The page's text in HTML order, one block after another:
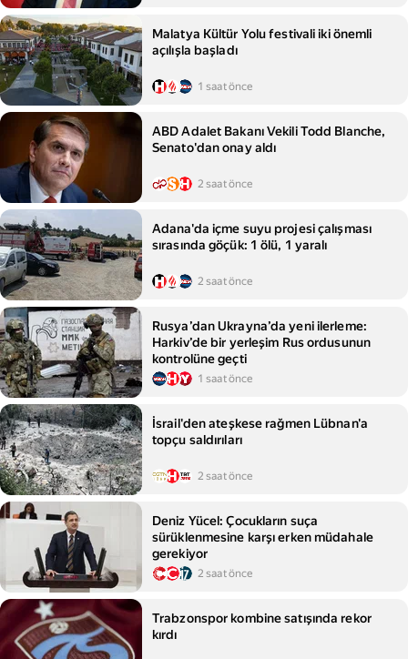
Malatya Kültür Yolu festivali iki önemli
açılışla başladı
1 saat önce
ABD Adalet Bakanı Vekili Todd Blanche,
Senato'dan onay aldı
2 saat önce
Adana'da içme suyu projesi çalışması
sırasında göçük: 1 ölü, 1 yaralı
2 saat önce
Rusya’dan Ukrayna’da yeni ilerleme:
Harkiv’de bir yerleşim Rus ordusunun
kontrolüne geçti
1 saat önce
İsrail'den ateşkese rağmen Lübnan'a
topçu saldırıları
2 saat önce
Deniz Yücel: Çocukların suça
sürüklenmesine karşı erken müdahale
gerekiyor
2 saat önce
Trabzonspor kombine satışında rekor
kırdı